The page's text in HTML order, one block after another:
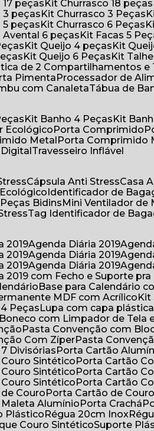
17 peças
Kit Churrasco 18 peças
3 peças
Kit Churrasco 3 Peças
5 peças
Kit Churrasco 6 Peças
Avental 6 peças
Kit Facas 5
Kit Queijo 4 peças Kit
Kit Queijo 6 Peças Kit
de 2 Compartilhamentos e
Pimenta
Processador de
com Canaleta
Tábua de
Kit Banho 4 Peças Kit
Ecológico
Porta Comprimido
Metal
Porta Comprimido
Travesseiro Inflável
Cápsula Anti Stress Casa
Ecológico Identificador de
Peças Bidins
Mini Ventilador de
Tag Identificador de
2019
Agenda Diária 2019
2019
Agenda Diária 2019
2019
Agenda Diária 2019
2019 com Fecho e Suporte
Base para Calendário
MDF com Acrílico
4 Peças
Lupa com capa
Boneco com Limpador de Tela
Pasta Convenção com
Com Zíper
Pasta
7 Divisórias
Porta Cartão
Couro Sintético
Porta Cartão
Couro Sintético
Porta Cartão
Couro Sintético
Porta Cartão
de Couro
Porta Cartão de Couro
Maleta Alumínio
Porta Crachá
Plástico
Régua 20cm Inox
Couro Sintético
Suporte